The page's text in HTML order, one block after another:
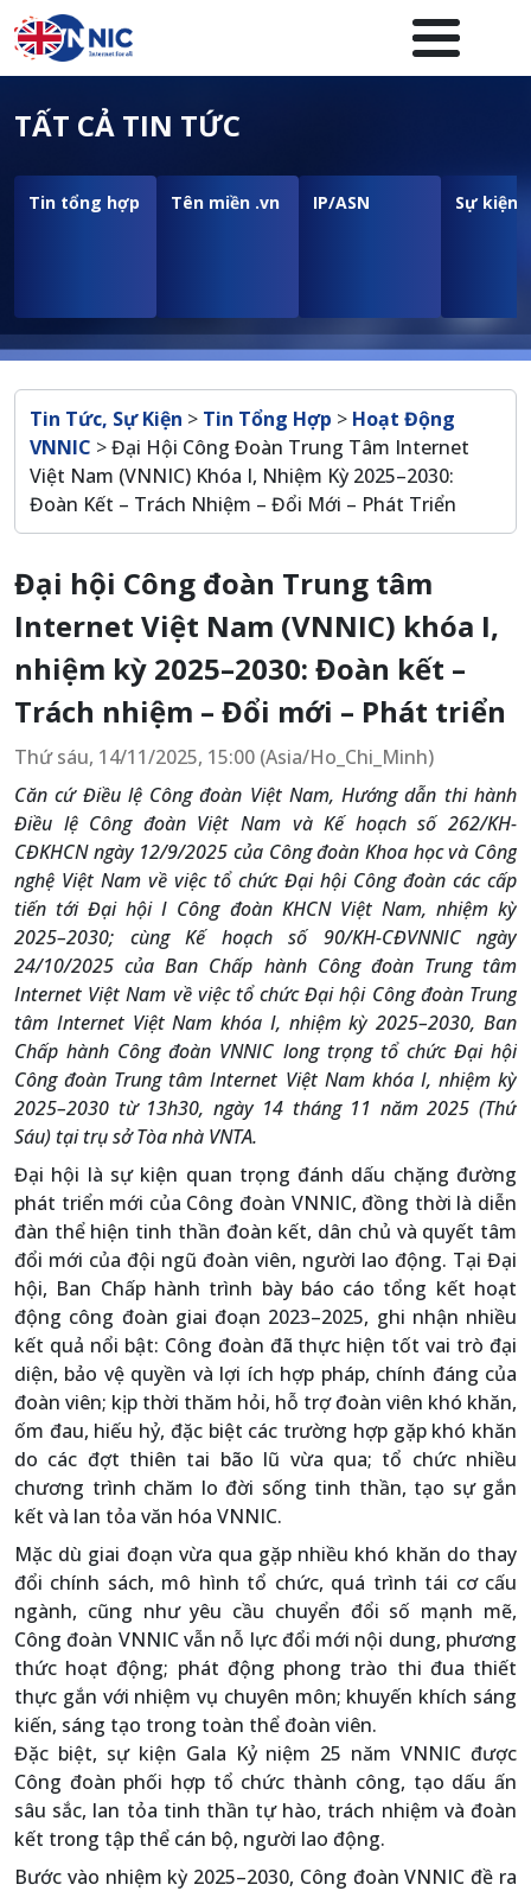
Nhảy đến nội dung
Menuheader của website
TẤT CẢ TIN TỨC
Tin tổng hợp Tên miền .vn IP/ASN Sự kiện
Breadcrumb
Tin Tức, Sự Kiện > Tin Tổng Hợp > Hoạt Động
VNNIC >Đại Hội Công Đoàn Trung Tâm Internet
Việt Nam (VNNIC) Khóa I, Nhiệm Kỳ 2025–2030:
Đoàn Kết – Trách Nhiệm – Đổi Mới – Phát Triển
Đại hội Công đoàn Trung tâm
Internet Việt Nam (VNNIC) khóa I,
nhiệm kỳ 2025–2030: Đoàn kết –
Trách nhiệm – Đổi mới – Phát triển
Thứ sáu, 14/11/2025, 15:00 (Asia/Ho_Chi_Minh)
Căn cứ Điều lệ Công đoàn Việt Nam, Hướng dẫn thi hành
Điều lệ Công đoàn Việt Nam và Kế hoạch số 262/KH-
CĐKHCN ngày 12/9/2025 của Công đoàn Khoa học và Công
nghệ Việt Nam về việc tổ chức Đại hội Công đoàn các cấp
tiến tới Đại hội I Công đoàn KHCN Việt Nam, nhiệm kỳ
2025–2030; cùng Kế hoạch số 90/KH-CĐVNNIC ngày
24/10/2025 của Ban Chấp hành Công đoàn Trung tâm
Internet Việt Nam về việc tổ chức Đại hội Công đoàn Trung
tâm Internet Việt Nam khóa I, nhiệm kỳ 2025–2030, Ban
Chấp hành Công đoàn VNNIC long trọng tổ chức Đại hội
Công đoàn Trung tâm Internet Việt Nam khóa I, nhiệm kỳ
2025–2030 từ 13h30, ngày 14 tháng 11 năm 2025 (Thứ
Sáu) tại trụ sở Tòa nhà VNTA.
Đại hội là sự kiện quan trọng đánh dấu chặng đường
phát triển mới của Công đoàn VNNIC, đồng thời là diễn
đàn thể hiện tinh thần đoàn kết, dân chủ và quyết tâm
đổi mới của đội ngũ đoàn viên, người lao động. Tại Đại
hội, Ban Chấp hành trình bày báo cáo tổng kết hoạt
động công đoàn giai đoạn 2023–2025, ghi nhận nhiều
kết quả nổi bật: Công đoàn đã thực hiện tốt vai trò đại
diện, bảo vệ quyền và lợi ích hợp pháp, chính đáng của
đoàn viên; kịp thời thăm hỏi, hỗ trợ đoàn viên khó khăn,
ốm đau, hiếu hỷ, đặc biệt các trường hợp gặp khó khăn
do các đợt thiên tai bão lũ vừa qua; tổ chức nhiều
chương trình chăm lo đời sống tinh thần, tạo sự gắn
kết và lan tỏa văn hóa VNNIC.
Mặc dù giai đoạn vừa qua gặp nhiều khó khăn do thay
đổi chính sách, mô hình tổ chức, quá trình tái cơ cấu
ngành, cũng như yêu cầu chuyển đổi số mạnh mẽ,
Công đoàn VNNIC vẫn nỗ lực đổi mới nội dung, phương
thức hoạt động; phát động phong trào thi đua thiết
thực gắn với nhiệm vụ chuyên môn; khuyến khích sáng
kiến, sáng tạo trong toàn thể đoàn viên.
Đặc biệt, sự kiện Gala Kỷ niệm 25 năm VNNIC được
Công đoàn phối hợp tổ chức thành công, tạo dấu ấn
sâu sắc, lan tỏa tinh thần tự hào, trách nhiệm và đoàn
kết trong tập thể cán bộ, người lao động.
Bước vào nhiệm kỳ 2025–2030, Công đoàn VNNIC đề ra